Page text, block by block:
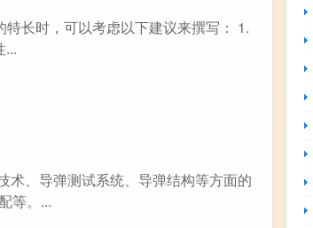
长时，可以考虑以下建议来撰写： 1.
...
术、导弹测试系统、导弹结构等方面的
等。...